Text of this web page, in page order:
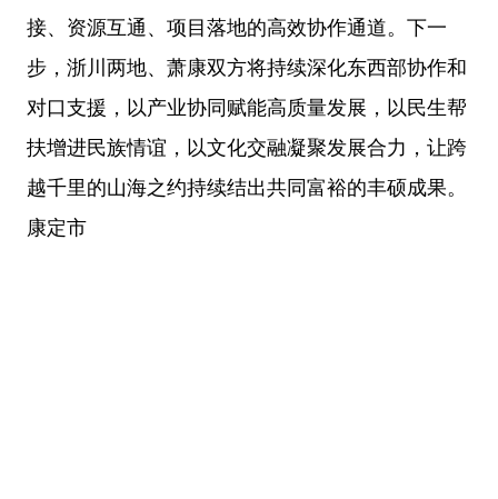
接、资源互通、项目落地的高效协作通道。下一
步，浙川两地、萧康双方将持续深化东西部协作和
对口支援，以产业协同赋能高质量发展，以民生帮
扶增进民族情谊，以文化交融凝聚发展合力，让跨
越千里的山海之约持续结出共同富裕的丰硕成果。
康定市